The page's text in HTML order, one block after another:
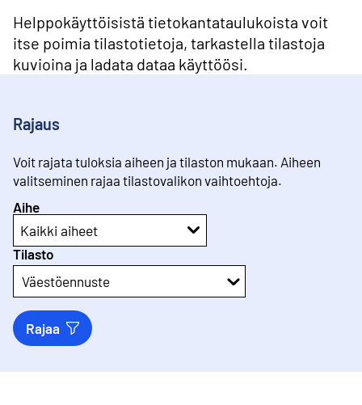
Helppokäyttöisistä tietokantataulukoista voit
itse poimia tilastotietoja, tarkastella tilastoja
kuvioina ja ladata dataa käyttöösi.
Rajaus
Voit rajata tuloksia aiheen ja tilaston mukaan. Aiheen
valitseminen rajaa tilastovalikon vaihtoehtoja.
Aihe
Kaikki aiheet
Tilasto
Väestöennuste
Rajaa